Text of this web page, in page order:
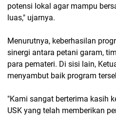
potensi lokal agar mampu
luas," ujarnya.
Menurutnya, keberhasilan
sinergi antara petani garam,
para pemateri. Di sisi lain,
menyambut baik program
"Kami sangat berterima kasih
USK yang telah memberikan